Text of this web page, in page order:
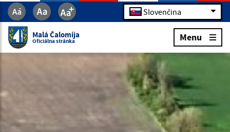
Slovenčina
Malá Čalomija
Oficiálna stránka Menu